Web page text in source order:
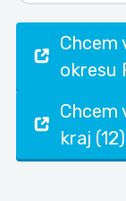
Chcem
okresu
Chcem
kraj (12)